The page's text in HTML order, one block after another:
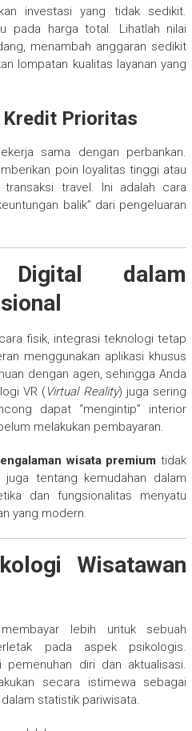
investasi yang tidak sedikit.
pada harga total. Lihatlah nilai
menambah anggaran sedikit
lompatan kualitas layanan yang
Prioritas
sama dengan perbankan.
poin loyalitas tinggi atau
travel. Ini adalah cara
balik” dari pengeluaran
Digital dalam
fisik, integrasi teknologi tetap
menggunakan aplikasi khusus
dengan agen, sehingga Anda
VR ( Virtual Reality) juga sering
dapat “mengintip” interior
melakukan pembayaran.
wisata premium tidak
tentang kemudahan dalam
dan fungsionalitas menyatu
yang modern.
Wisatawan
lebih untuk sebuah
pada aspek psikologis.
pemenuhan diri dan aktualisasi.
secara istimewa sebagai
statistik pariwisata.